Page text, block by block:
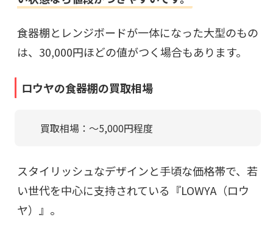
食器棚とレンジボードが一体になった大型のもの
は、30,000円ほどの値がつく場合もあります。
ロウヤの食器棚の買取相場
買取相場：〜5,000円程度
スタイリッシュなデザインと手頃な価格帯で、若
い世代を中心に支持されている『LOWYA（ロウ
ヤ）』。